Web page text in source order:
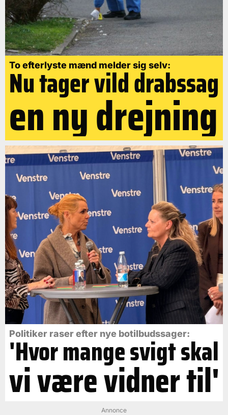
To efterlyste mænd melder sig selv:
Nu tager vild drabssag
en ny drejning
Politiker raser efter nye botilbudssager:
'Hvor mange svigt skal
vi være vidner til'
Annonce